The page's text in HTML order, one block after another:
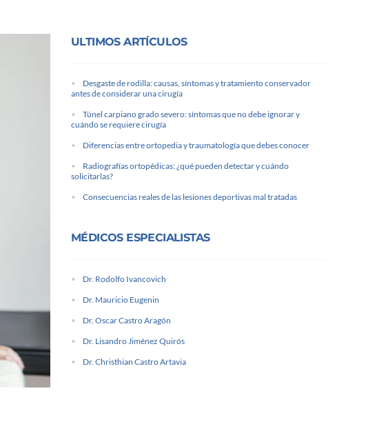
ULTIMOS ARTÍCULOS
Desgaste de rodilla: causas, síntomas y tratamiento conservador
antes de considerar una cirugía
Túnel carpiano grado severo: síntomas que no debe ignorar y
cuándo se requiere cirugía
Diferencias entre ortopedia y traumatología que debes conocer
Radiografías ortopédicas: ¿qué pueden detectar y cuándo
solicitarlas?
Consecuencias reales de las lesiones deportivas mal tratadas
MÉDICOS ESPECIALISTAS
Dr. Rodolfo Ivancovich
Dr. Mauricio Eugenin
Dr. Oscar Castro Aragón
Dr. Lisandro Jiménez Quirós
Dr. Christhian Castro Artavia